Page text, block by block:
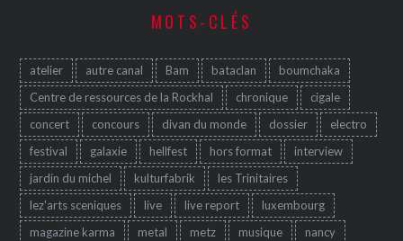
MOTS-CLÉS
atelier autre canal Bam bataclan
boumchaka
Centre de ressources de la Rockhal
chronique
cigale
concert
concours divan du monde dossier
electro
festival
galaxie hellfest hors format
interview
jardin du michel
kulturfabrik
les Trinitaires
lez'arts sceniques
live live report
luxembourg
magazine karma
metal metz musique
nancy